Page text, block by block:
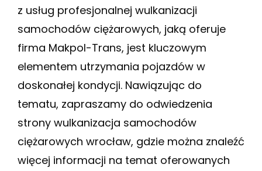
z usług profesjonalnej wulkanizacji
samochodów ciężarowych, jaką oferuje
firma Makpol-Trans, jest kluczowym
elementem utrzymania pojazdów w
doskonałej kondycji. Nawiązując do
tematu, zapraszamy do odwiedzenia
strony wulkanizacja samochodów
ciężarowych wrocław, gdzie można znaleźć
więcej informacji na temat oferowanych